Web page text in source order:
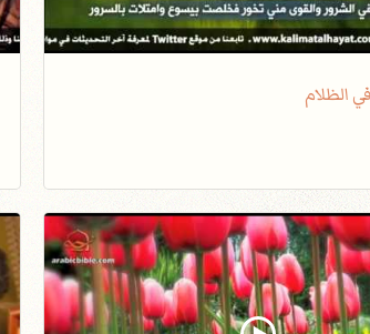
الظلام